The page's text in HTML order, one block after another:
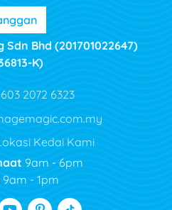
Bhd (201701022647)
K)
2072 6323
Kedai Kami
9am - 6pm
9am - 1pm